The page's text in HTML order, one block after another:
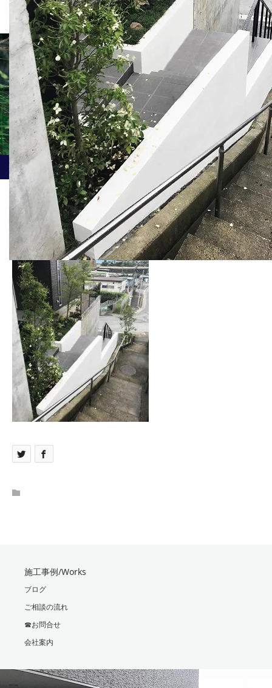
新着記事
ホーム
ブログ
008IMG_7719
008IMG_7719
施工事例/Works
ブログ
ご相談の流れ
☎お問合せ
会社案内